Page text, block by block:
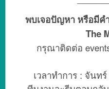
พบเจอปัญหา หรือมีค
The
กรุณาติดต่อ
เวลาทำการ : จันท